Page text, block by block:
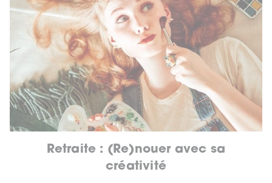
Retraite : (Re)nouer avec sa
créativité